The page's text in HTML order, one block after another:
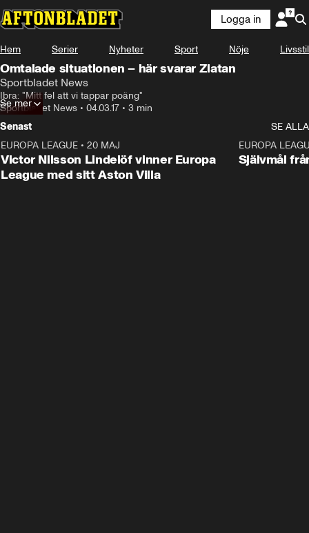
Logga in
Hem Serier Nyheter Sport Nöje Livsstil
Omtalade situationen – här svarar Zlatan
Sportbladet News
Ibra: "Mitt fel att vi tappar poäng"
Sportbladet News • 04.03.17 • 3 min
Se mer
Senast
SE ALLA
EUROPA LEAGUE • 20 MAJ
Victor Nilsson Lindelöf vinner Europa
League med sitt Aston Villa
EUROPA
Självmål